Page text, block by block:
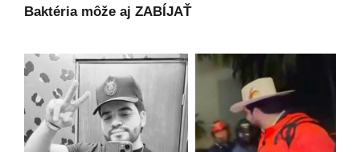
Baktéria môže aj ZABÍJAŤ